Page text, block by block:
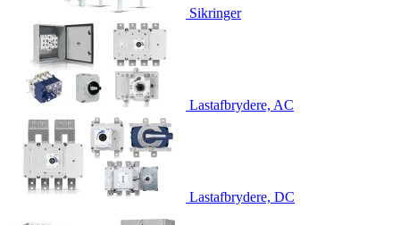
Sikringer
Lastafbrydere, AC
Lastafbrydere, DC